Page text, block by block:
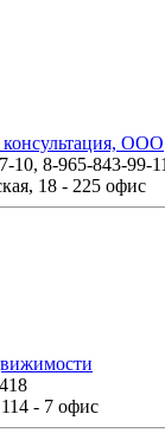
ООО
10, 8-965-843-99-11
18 - 225 офис
- 7 офис